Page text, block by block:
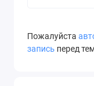
Пожалуйста
запись перед